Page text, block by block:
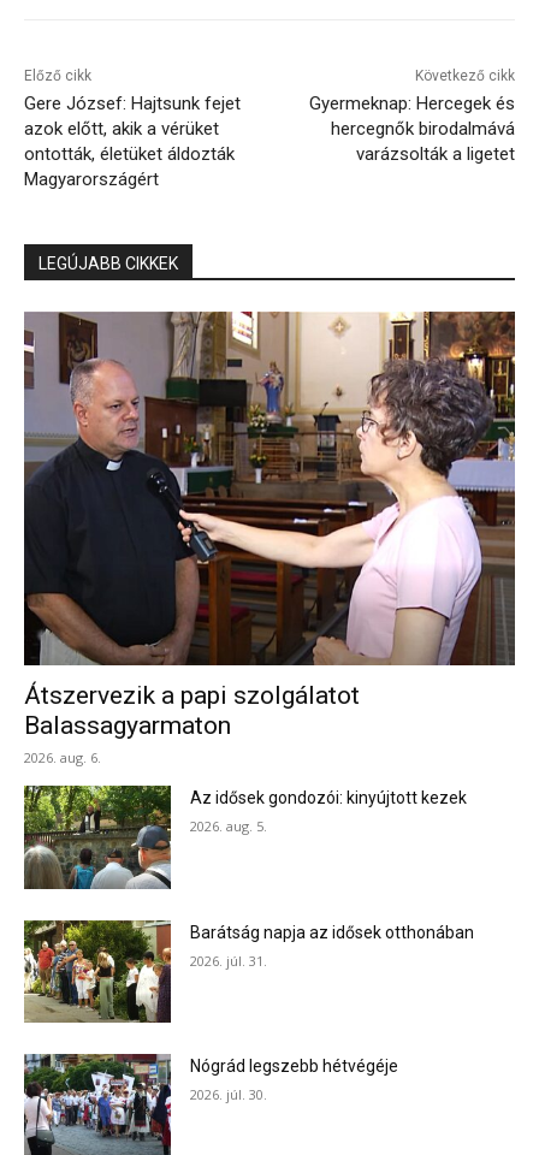
Előző cikk
Gere József: Hajtsunk fejet
azok előtt, akik a vérüket
ontották, életüket áldozták
Magyarországért
Következő cikk
Gyermeknap: Hercegek és
hercegnők birodalmává
varázsolták a ligetet
LEGÚJABB CIKKEK
Átszervezik a papi szolgálatot
Balassagyarmaton
2026. aug. 6.
Az idősek gondozói: kinyújtott kezek
2026. aug. 5.
Barátság napja az idősek otthonában
2026. júl. 31.
Nógrád legszebb hétvégéje
2026. júl. 30.